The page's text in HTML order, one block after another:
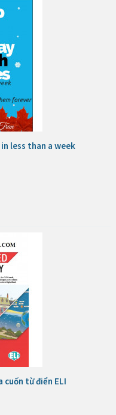
less than a week
cuốn từ điển ELI